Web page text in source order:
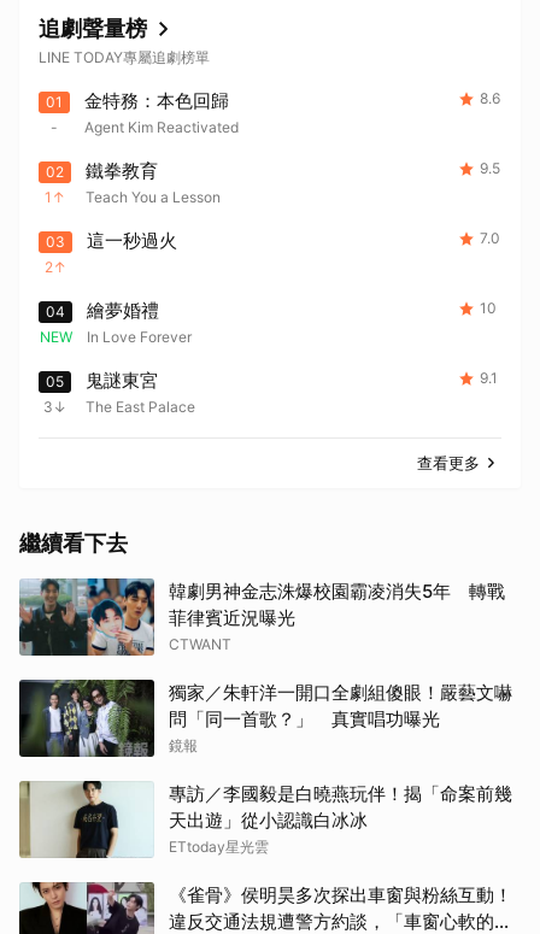
追劇聲量榜
LINE TODAY專屬追劇榜單
01
-
金特務：本色回歸
Agent Kim Reactivated
8.6
02
1
鐵拳教育
Teach You a Lesson
9.5
03
2
這一秒過火 7.0
04
NEW
繪夢婚禮
In Love Forever
10
05
3
鬼謎東宮
The East Palace
9.1
查看更多
繼續看下去
韓劇男神金志洙爆校園霸凌消失5年 轉戰
菲律賓近況曝光
CTWANT
獨家／朱軒洋一開口全劇組傻眼！嚴藝文嚇
問「同一首歌？」 真實唱功曝光
鏡報
專訪／李國毅是白曉燕玩伴！揭「命案前幾
天出遊」從小認識白冰冰
ETtoday星光雲
《雀骨》侯明昊多次探出車窗與粉絲互動！
違反交通法規遭警方約談，「車窗心軟的